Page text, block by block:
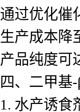
通过优化催
生产成本降
产品纯度可
四、二甲基
1. 水产诱食